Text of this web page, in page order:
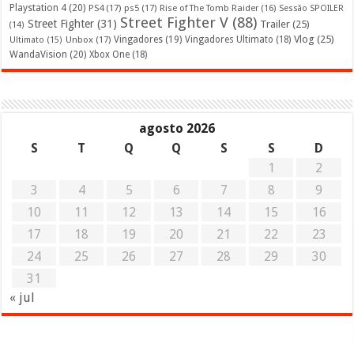
Playstation 4 (20) PS4(17) ps5 (17) Rise of The Tomb Raider (16) Sessão SPOILER
(14) Street Fighter (31) Street Fighter V (88) Trailer (25)
Ultimato (15) Unbox (17) Vingadores (19) Vingadores Ultimato (18) Vlog (25)
WandaVision (20) Xbox One (18)
agosto 2026
S
T Q Q S S
D
1
2
3
4 5 6 7 8
9
10
11 12 13 14 15
16
17
18 19 20 21 22
23
24
25 26 27 28 29
30
31
« jul